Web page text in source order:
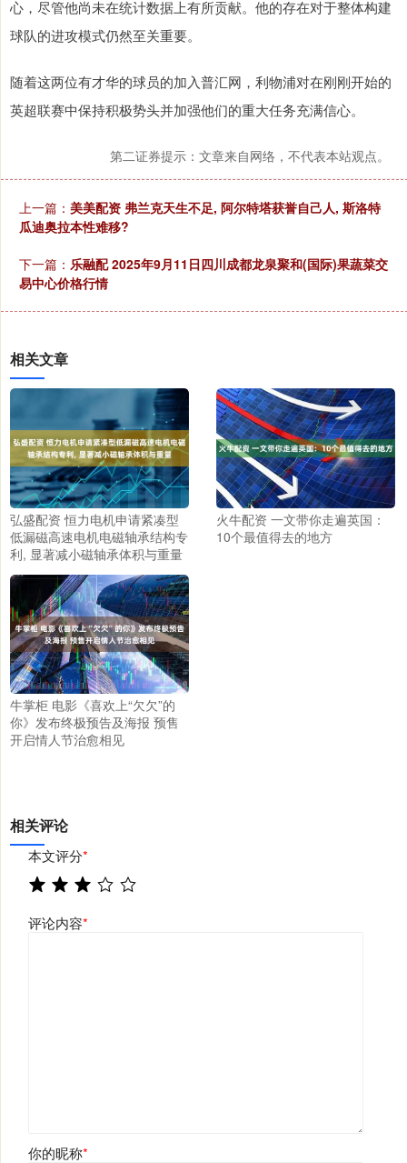
心，尽管他尚未在统计数据上有所贡献。他的存在对于整体构建
球队的进攻模式仍然至关重要。
随着这两位有才华的球员的加入普汇网，利物浦对在刚刚开始的
英超联赛中保持积极势头并加强他们的重大任务充满信心。
第二证券提示：文章来自网络，不代表本站观点。
上一篇： 美美配资 弗兰克天生不足, 阿尔特塔获誉自己人, 斯洛特
瓜迪奥拉本性难移?
下一篇： 乐融配 2025年9月11日四川成都龙泉聚和(国际)果蔬菜交
易中心价格行情
相关文章
弘盛配资 恒力电机申请紧凑型
低漏磁高速电机电磁轴承结构专
利, 显著减小磁轴承体积与重量
火牛配资 一文带你走遍英国：
10个最值得去的地方
牛掌柜 电影《喜欢上“欠欠”的
你》发布终极预告及海报 预售
开启情人节治愈相见
相关评论
本文评分*
评论内容*
你的昵称*